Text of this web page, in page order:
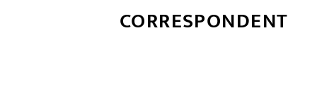
CORRESPONDENT